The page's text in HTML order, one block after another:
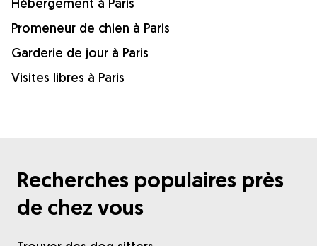
Promeneur de chien à Paris
Garderie de jour à Paris
Visites libres à Paris
Recherches populaires près
de chez vous